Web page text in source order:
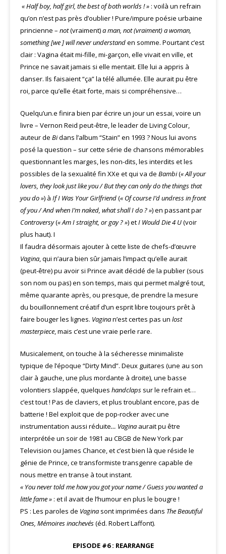
« Half boy, half girl, the best of both worlds ! » : voilà un refrain
qu’on n’est pas près d’oublier ! Pure/impure poésie urbaine
princienne – not(vraiment)a man, not (vraiment) a woman,
something [we ] will never understanden somme. Pourtant c’est
clair : Vagina était mi-fille, mi-garçon, elle vivait en ville, et
Prince ne savait jamais si elle mentait. Elle lui a appris à
danser. Ils faisaient “ça” la télé allumée. Elle aurait pu être
roi, parce qu’elle était forte, mais si compréhensive…
Quelqu’un.e finira bien par écrire un jour un essai, voire un
livre – Vernon Reid peut-être, le leader de Living Colour,
auteur de Bidans l’album “Stain” en 1993 ? Nous lui avons
posé la question – sur cette série de chansons mémorables
questionnant les marges, les non-dits, les interdits et les
possibles de la sexualité fin XXe et qui va de Bambi(« All your
lovers, they look just like you / But they can only do the things that
you do ») à If I Was Your Girlfriend(« Of course I’d undress in front
of you / And when I’m naked, what shall I do ? ») en passant par
Controversy(« Am I straight, or gay ? ») etI Would Die 4 U(voir
plus haut). I
Il faudra désormais ajouter à cette liste de chefs-d’œuvre
Vagina, qui n’aura bien sûr jamais l’impact qu’elle aurait
(peut-être) pu avoir si Prince avait décidé de la publier (sous
son nom ou pas) en son temps, mais qui permet malgré tout,
même quarante après, ou presque, de prendre la mesure
du bouillonnement créatif d’un esprit libre toujours prêt à
faire bouger les lignes. Vaginan’est certes pas un lost
masterpiece, mais c’est une vraie perle rare.
Musicalement, on touche à la sécheresse minimaliste
typique de l’époque “Dirty Mind”. Deux guitares (une au son
clair à gauche, une plus mordante à droite), une basse
volontiers slappée, quelques handclaps sur le refrain et…
c’est tout ! Pas de claviers, et plus troublant encore, pas de
batterie ! Bel exploit que de pop-rocker avec une
instrumentation aussi réduite… Vagina aurait pu être
interprétée un soir de 1981 au CBGB de New York par
Television ou James Chance, et c’est bien là que réside le
génie de Prince, ce transformiste transgenre capable de
nous mettre en transe à tout instant.
« You never told me how you got your name / Guess you wanted a
little fame » : et il avait de l’humour en plus le bougre !
PS : Les paroles de Vagina sont imprimées dans The Beautiful
Ones, Mémoires inachevés(éd. Robert Laffont).
EPISODE #6 : REARRANGE